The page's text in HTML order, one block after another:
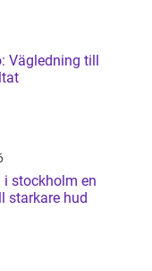
Vägledning till
en
starkare hud